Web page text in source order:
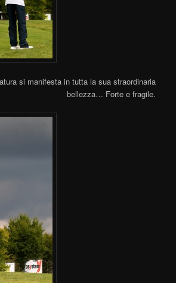
si manifesta in tutta la sua straordinaria
bellezza… Forte e fragile.